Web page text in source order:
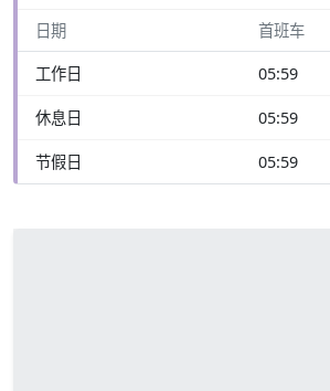
日期 首班车
工作日 05:59
休息日 05:59
节假日 05:59